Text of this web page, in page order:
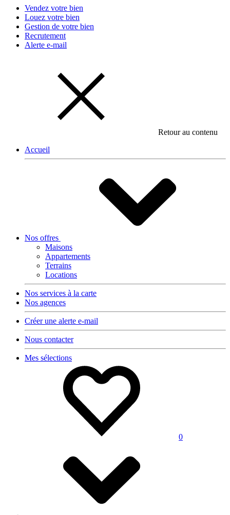
Vendez votre bien
Louez votre bien
Gestion de votre bien
Recrutement
Alerte e-mail
Retour au contenu
Accueil
Nos offres
Maisons
Appartements
Terrains
Locations
Nos services à la carte
Nos agences
Créer une alerte e-mail
Nous contacter
Mes sélections
0